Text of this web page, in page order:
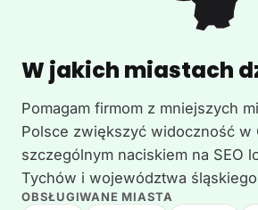
W jakich miastach
Pomagam firmom z mniejszych
Polsce zwiększyć widoczność w
szczególnym naciskiem na SEO
Tychów i województwa
OBSŁUGIWANE MIASTA